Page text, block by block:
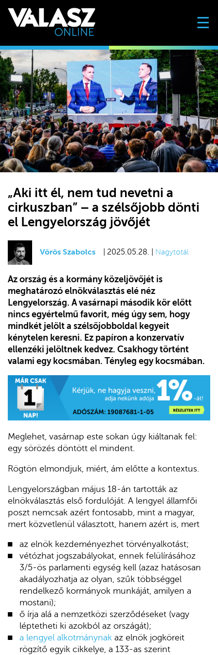
☰
„Aki itt él, nem tud nevetni a
cirkuszban” – a szélsőjobb dönti
el Lengyelország jövőjét
Vörös Szabolcs | 2025.05.28. | Nagytotál
Az ország és a kormány közeljövőjét is
meghatározó elnökválasztás elé néz
Lengyelország. A vasárnapi második kör előtt
nincs egyértelmű favorit, még úgy sem, hogy
mindkét jelölt a szélsőjobboldal kegyeit
kénytelen keresni. Ez papíron a konzervatív
ellenzéki jelöltnek kedvez. Csakhogy történt
valami egy kocsmában. Tényleg egy kocsmában.
Meglehet, vasárnap este sokan úgy kiáltanak fel:
egy sörözés döntött el mindent.
Rögtön elmondjuk, miért, ám előtte a kontextus.
Lengyelországban május 18-án tartották az
elnökválasztás első fordulóját. A lengyel államfői
poszt nemcsak azért fontosabb, mint a magyar,
mert közvetlenül választott, hanem azért is, mert
az elnök kezdeményezhet törvényalkotást;
vétózhat jogszabályokat, ennek felülírásához
3/5-ös parlamenti egység kell (azaz hatásosan
akadályozhatja az olyan, szűk többséggel
rendelkező kormányok munkáját, amilyen a
mostani);
ő írja alá a nemzetközi szerződéseket (vagy
léptetheti ki azokból az országát);
a lengyel alkotmánynak az elnök jogköreit
rögzítő egyik cikkelye, a 133-as szerint